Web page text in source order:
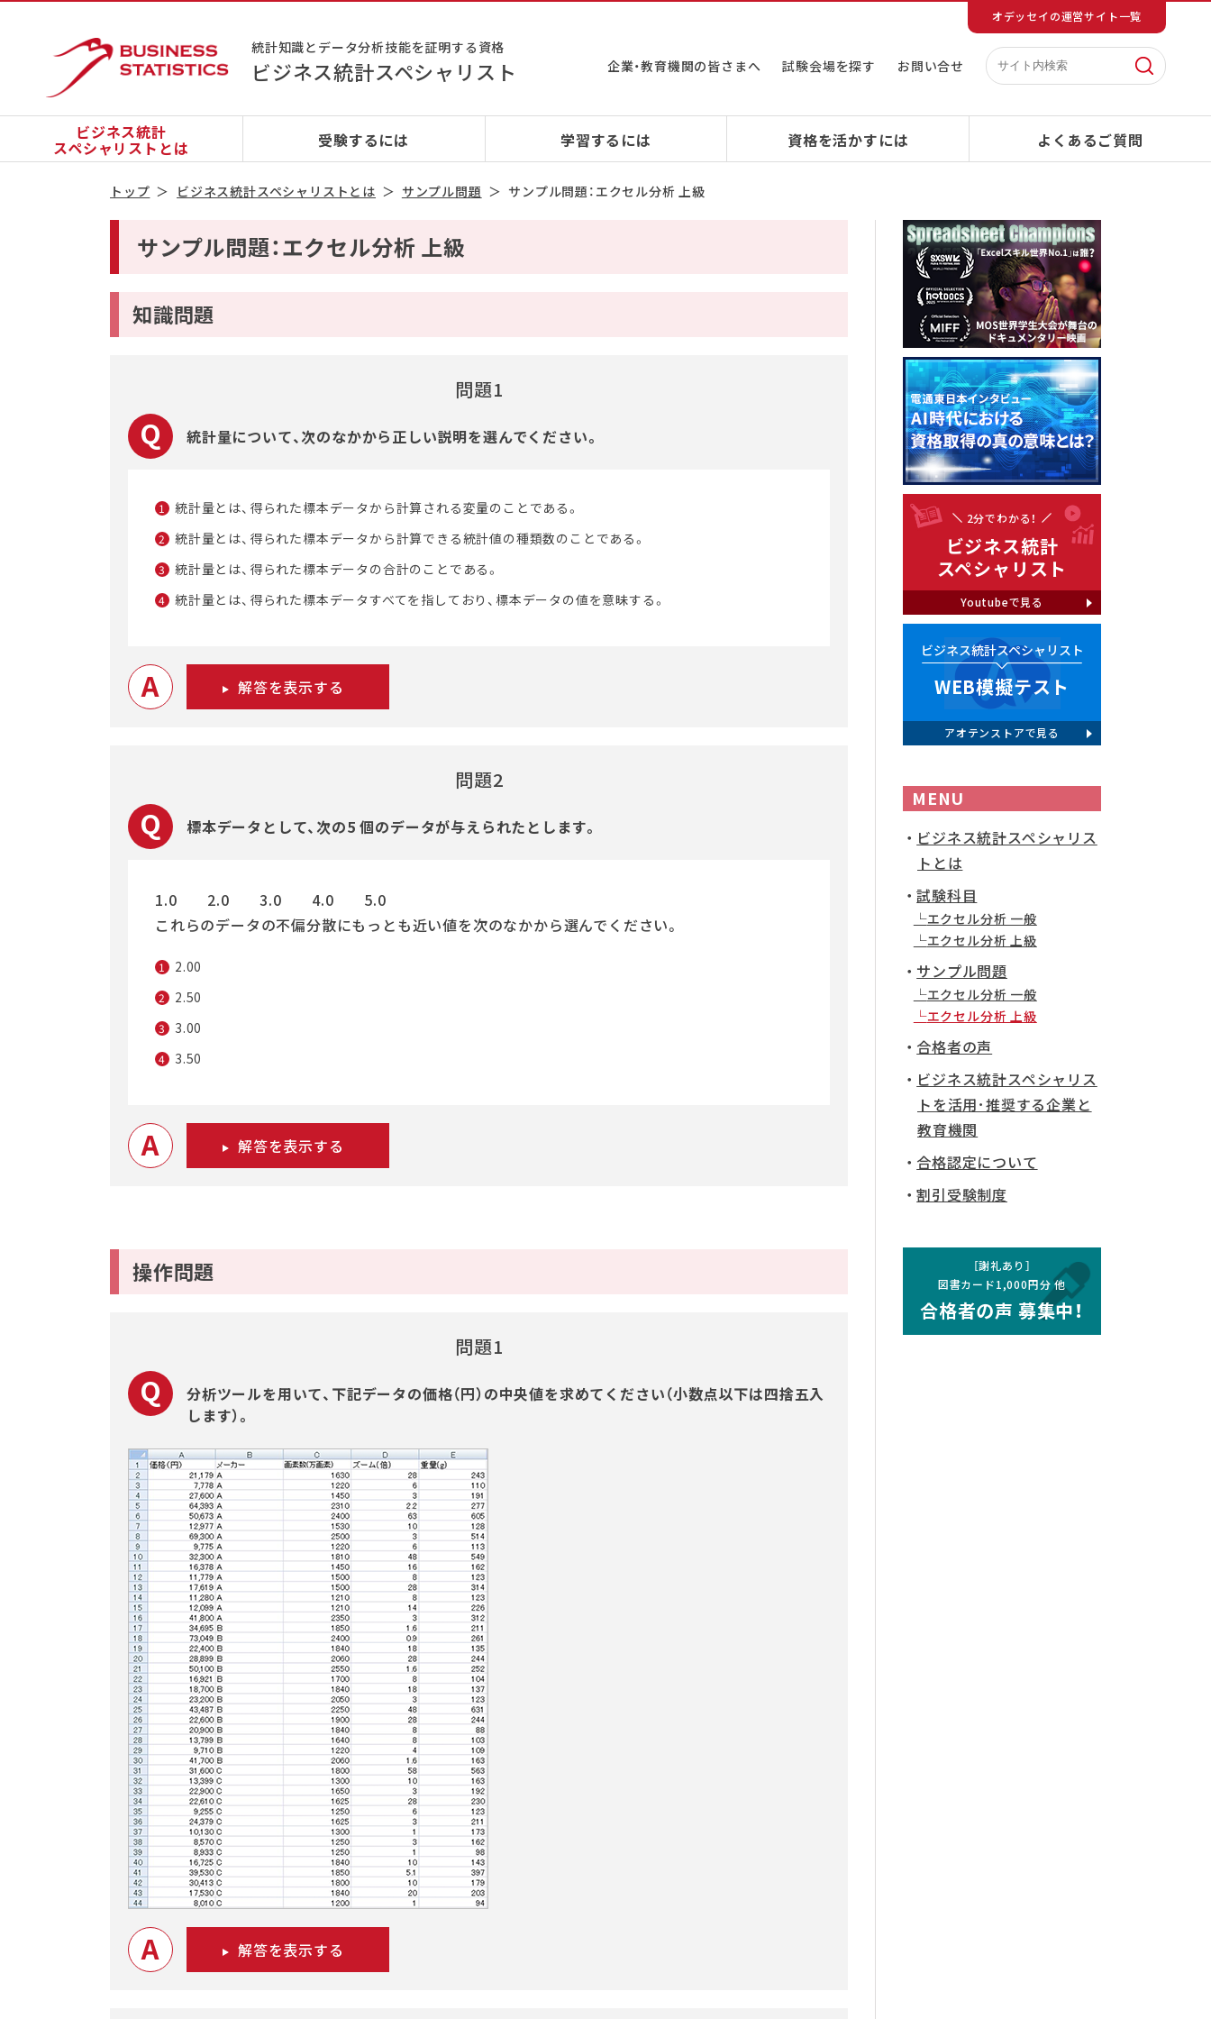
オデッセイの運営サイト一覧
統計知識とデータ分析技能を証明する資格
ビジネス統計スペシャリスト 企業・教育機関の皆さまへ 試験会場を探す お問い合せ
ビジネス統計
スペシャリストとは 受験するには 学習するには 資格を活かすには よくあるご質問
トップ ビジネス統計スペシャリストとは サンプル問題 サンプル問題：エクセル分析 上級
サンプル問題：エクセル分析 上級
知識問題
問題1
統計量について、次のなかから正しい説明を選んでください。
1 統計量とは、得られた標本データから計算される変量のことである。
2 統計量とは、得られた標本データから計算できる統計値の種類数のことである。
3 統計量とは、得られた標本データの合計のことである。
4 統計量とは、得られた標本データすべてを指しており、標本データの値を意昧する。
A 解答を表示する
問題2
標本データとして、次の5 個のデータが与えられたとします。
1.0 2.0 3.0 4.0 5.0
これらのデータの不偏分散にもっとも近い値を次のなかから選んでください。
1 2.00
2 2.50
3 3.00
4 3.50
A 解答を表示する
操作問題
問題1
分析ツールを用いて、下記データの価格（円）の中央値を求めてください（小数点以下は四捨五入
します）。
A 解答を表示する
2分でわかる！
ビジネス統計
スペシャリスト
Youtubeで見る
ビジネス統計スペシャリスト
WEB模擬テスト
アオテンストアで見る
MENU
ビジネス統計スペシャリス
トとは
試験科目
エクセル分析 一般
エクセル分析 上級
サンプル問題
エクセル分析 一般
エクセル分析 上級
合格者の声
ビジネス統計スペシャリス
トを活用･推奨する企業と
教育機関
合格認定について
割引受験制度
［謝礼あり］
図書カード1,000円分 他
合格者の声 募集中！